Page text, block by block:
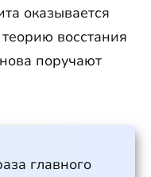
оказывается
восстания
поручают
главного